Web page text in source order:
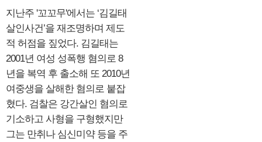
지난주 '꼬꼬무'에서는 ‘김길태
살인사건’을 재조명하며 제도
적 허점을 짚었다. 김길태는
2001년 여성 성폭행 혐의로 8
년을 복역 후 출소해 또 2010년
여중생을 살해한 혐의로 붙잡
혔다. 검찰은 강간살인 혐의로
기소하고 사형을 구형했지만
그는 만취나 심신미약 등을 주